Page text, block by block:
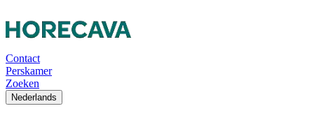
Contact
Perskamer
Zoeken
Nederlands